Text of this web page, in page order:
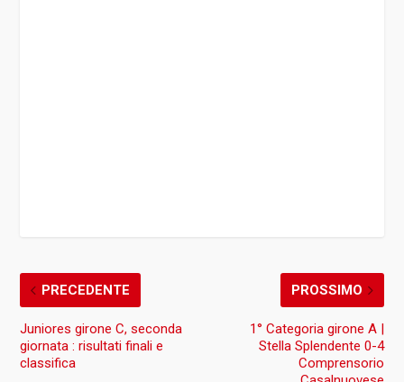
PRECEDENTE
Juniores girone C, seconda
giornata : risultati finali e
classifica
PROSSIMO
1° Categoria girone A |
Stella Splendente 0-4
Comprensorio
Casalnuovese